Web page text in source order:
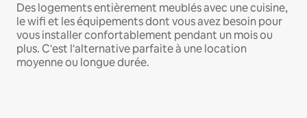
Des logements entièrement meublés avec une cuisine,
le wifi et les équipements dont vous avez besoin pour
vous installer confortablement pendant un mois ou
plus. C'est l'alternative parfaite à une location
moyenne ou longue durée.